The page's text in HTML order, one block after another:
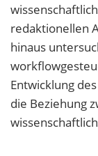
redaktionellen
hinaus
Entwicklung des
die Beziehung